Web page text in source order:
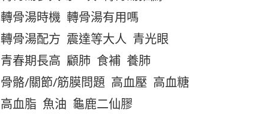
轉骨湯時機 轉骨湯有用嗎
轉骨湯配方 震達等大人 青光眼
青春期長高 顧肺 食補 養肺
骨骼/關節/筋膜問題 高血壓 高血糖
高血脂 魚油 龜鹿二仙膠